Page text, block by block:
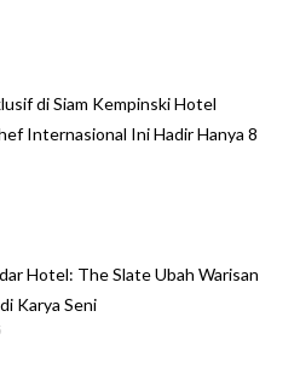
di Siam Kempinski Hotel
Internasional Ini Hadir Hanya 8
Hotel: The Slate Ubah Warisan
Karya Seni